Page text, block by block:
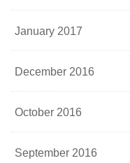
January 2017
December 2016
October 2016
September 2016